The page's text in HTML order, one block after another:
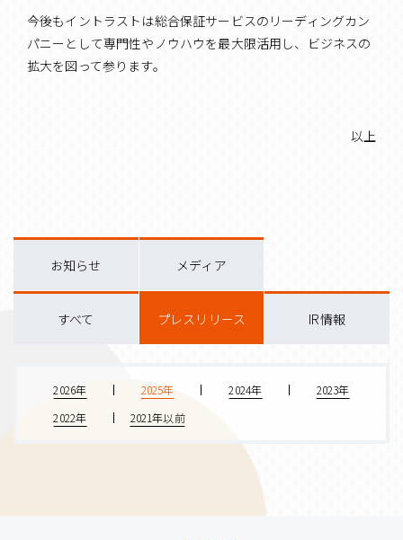
今後もイントラストは総合保証サービスのリーディングカン
パニーとして専門性やノウハウを最大限活用し、ビジネスの
拡大を図って参ります。
以上
すべて プレスリリース IR情報
お知らせ メディア
2026年 2025年 2024年
2023年
2022年
2021年以前